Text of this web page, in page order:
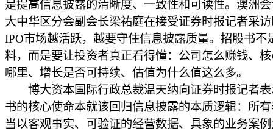
是提高信息披露的清晰度、一致性和可读性。澳洲
大中华区分会副会长梁祐庭在接受证券时报记者采
IPO市场越活跃，越要守住信息披露质量。招股书不
料，而是要让投资者真正看得懂：公司怎么赚钱、
哪里、增长是否可持续、估值为什么值这么多。
博大资本国际行政总裁温天纳向证券时报记者表
书的核心使命本就该回归信息披露的本质逻辑：所
当以客观事实、可验证的经营数据、具象的业务案